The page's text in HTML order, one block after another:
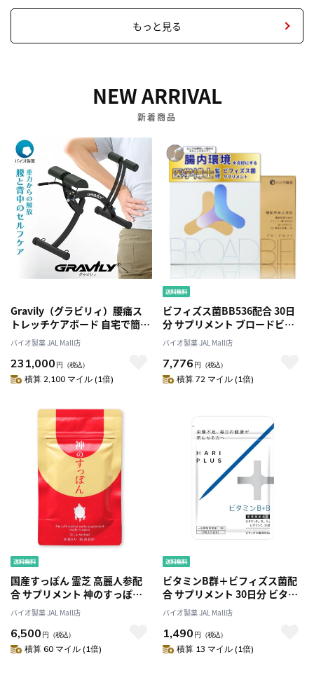
もっと見る
NEW ARRIVAL
新着商品
Gravily（グラビリィ）腰痛ス
トレッチケアボード 自宅で簡単
ストレッチ 腰の違和感・緊張対
策 運動不足
バイオ製薬 JAL Mall店
231,000 円 （税込）
積算 2,100 マイル (1倍)
ビフィズス菌BB536配合 30日
分 サプリメント ブロードビフ
ィ 腸内フローラサポート 腸活
健康補助食 国内製造 バイオ製
薬
バイオ製薬 JAL Mall店
7,776 円 （税込）
積算 72 マイル (1倍)
国産すっぽん 霊芝 高麗人参配
合 サプリメント 神のすっぽん
30日分 美・活力・健康サポート
国内製造 バイオ製薬
バイオ製薬 JAL Mall店
6,500 円 （税込）
積算 60 マイル (1倍)
ビタミンB群＋ビフィズス菌配
合 サプリメント 30日分 ビタミ
ンB＋ビフィズス菌 腸内環境と
栄養バランスを整える 健康サポ
ート 国内製造 バイオ製薬
バイオ製薬 JAL Mall店
1,490 円 （税込）
積算 13 マイル (1倍)